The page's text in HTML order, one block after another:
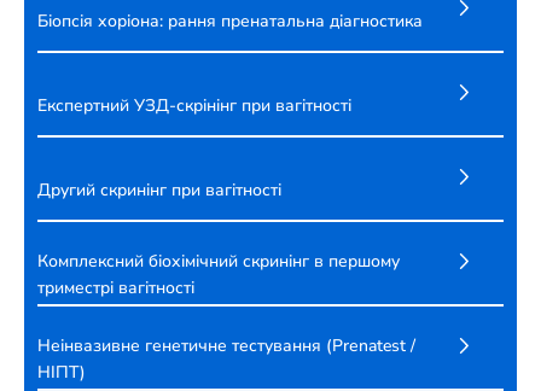
Біопсія хоріона: рання пренатальна діагностика
Експертний УЗД-скрінінг при вагітності
Другий скринінг при вагітності
Комплексний біохімічний скринінг в першому
триместрі вагітності
Неінвазивне генетичне тестування (Prеnatest /
НІПТ)